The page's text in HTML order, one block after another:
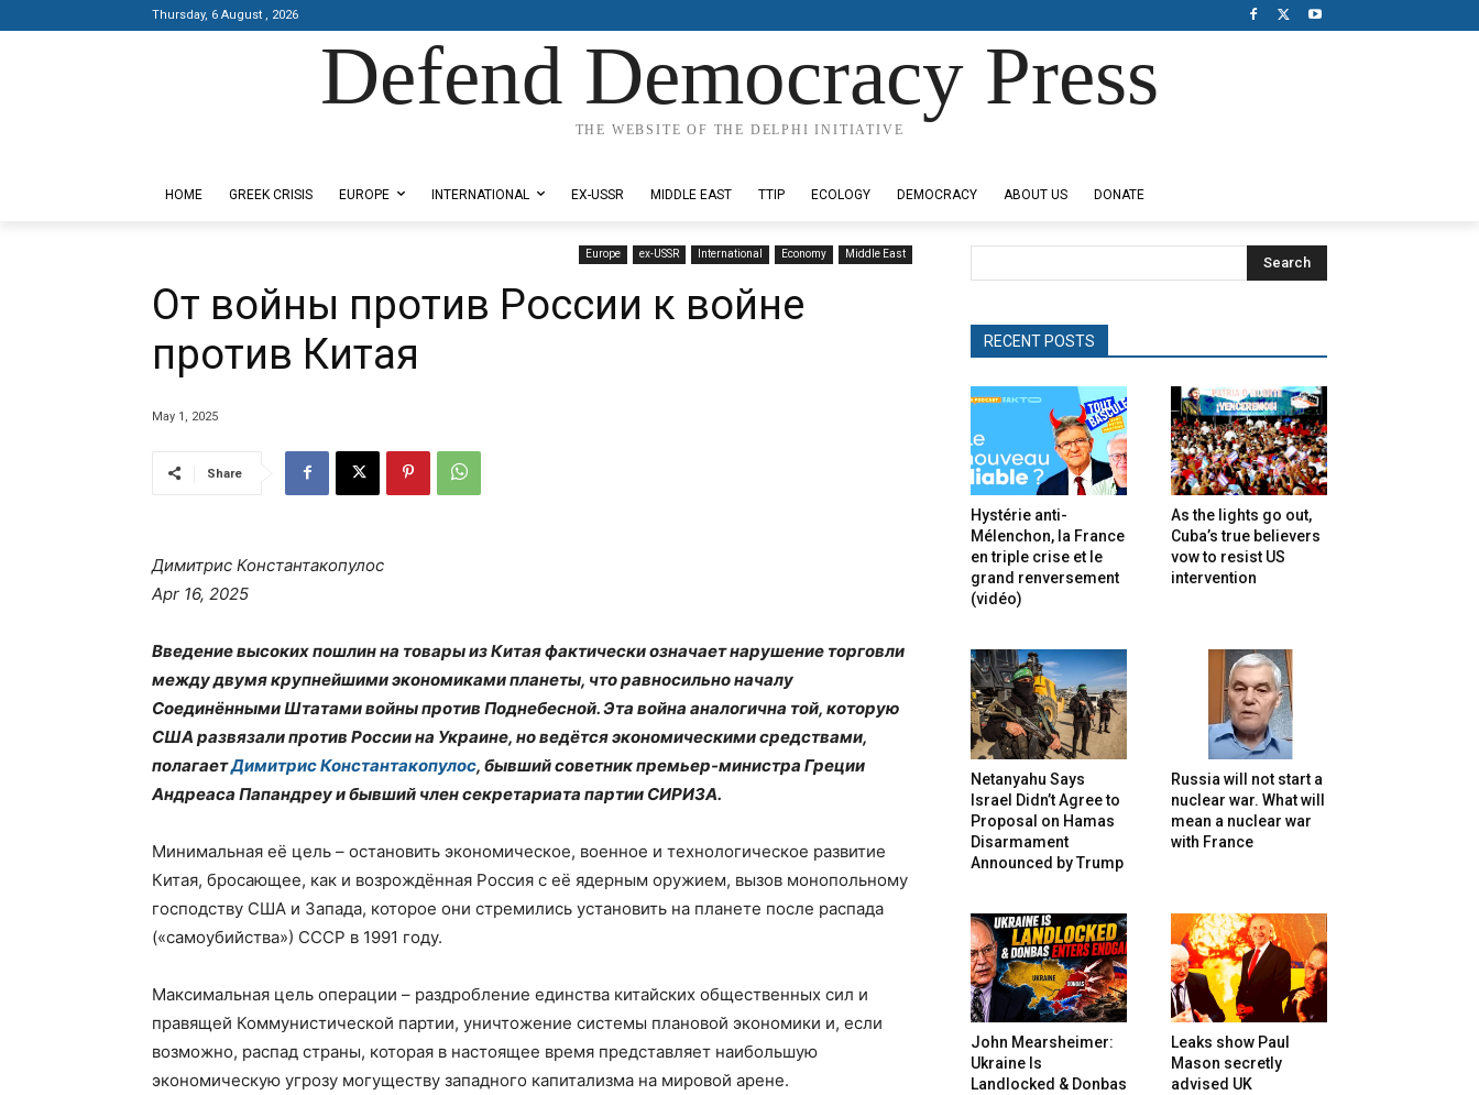
Thursday, 6 August , 2026
Defend Democracy Press
THE WEBSITE OF THE DELPHI INITIATIVE
HOME GREEK CRISIS EUROPE INTERNATIONAL EX-USSR MIDDLE EAST TTIP ECOLOGY DEMOCRACY ABOUT US DONATE
Europe ex-USSR International Economy Middle East
От войны против России к войне
против Китая
May 1, 2025
Share
Димитрис Константакопулос
Apr 16, 2025
Введение высоких пошлин на товары из Китая фактически означает нарушение торговли
между двумя крупнейшими экономиками планеты, что равносильно началу
Соединёнными Штатами войны против Поднебесной. Эта война аналогична той, которую
США развязали против России на Украине, но ведётся экономическими средствами,
полагаетДимитрис Константакопулос, бывший советник премьер-министра Греции
Андреаса Папандреу и бывший член секретариата партии СИРИЗА.
Минимальная её цель – остановить экономическое, военное и технологическое развитие
Китая, бросающее, как и возрождённая Россия с её ядерным оружием, вызов монопольному
господству США и Запада, которое они стремились установить на планете после распада
(«самоубийства») СССР в 1991 году.
Максимальная цель операции – раздробление единства китайских общественных сил и
правящей Коммунистической партии, уничтожение системы плановой экономики и, если
возможно, распад страны, которая в настоящее время представляет наибольшую
экономическую угрозу могуществу западного капитализма на мировой арене.
Search
RECENT POSTS
Hystérie anti-
Mélenchon, la France
en triple crise et le
grand renversement
(vidéo)
As the lights go out,
Cuba’s true believers
vow to resist US
intervention
Netanyahu Says
Israel Didn’t Agree to
Proposal on Hamas
Disarmament
Announced by Trump
Russia will not start a
nuclear war. What will
mean a nuclear war
with France
John Mearsheimer:
Ukraine Is
Landlocked & Donbas
Leaks show Paul
Mason secretly
advised UK